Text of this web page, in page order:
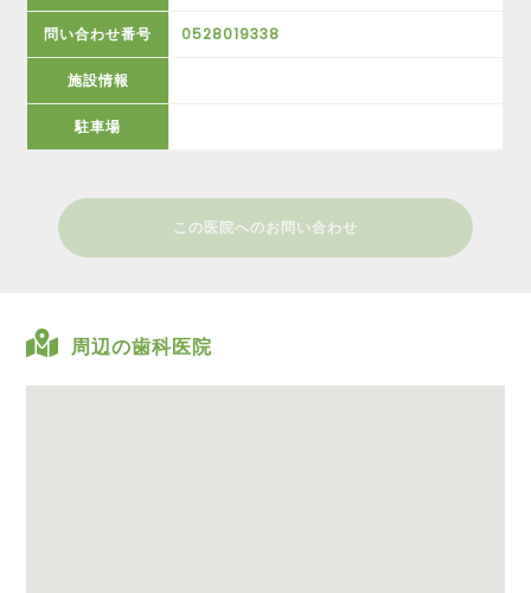
問い合わせ番号 0528019338
施設情報
駐車場
この医院へのお問い合わせ
周辺の歯科医院